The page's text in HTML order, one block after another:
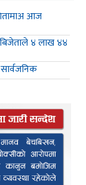
आज
४ लाख ४४